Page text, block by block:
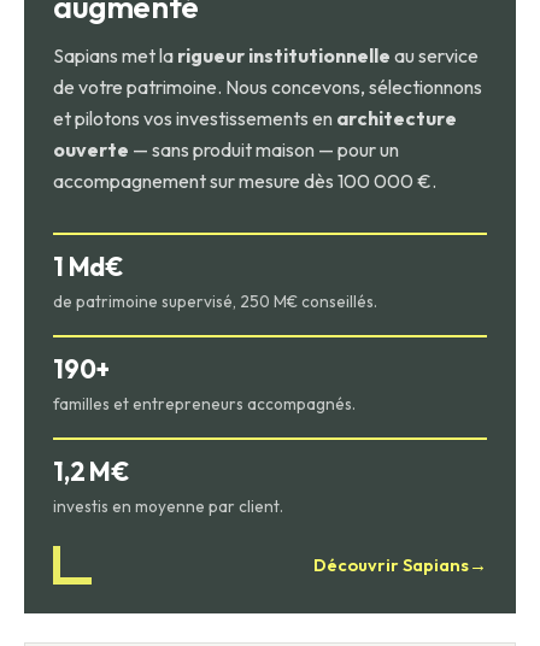
Sapians met la rigueur institutionnelle au service
de votre patrimoine. Nous concevons, sélectionnons
et pilotons vos investissements en architecture
ouverte — sans produit maison — pour un
accompagnement sur mesure dès 100 000 €.
1 Md€
de patrimoine supervisé, 250 M€ conseillés.
190+
familles et entrepreneurs accompagnés.
1,2 M€
investis en moyenne par client.
Découvrir Sapians→